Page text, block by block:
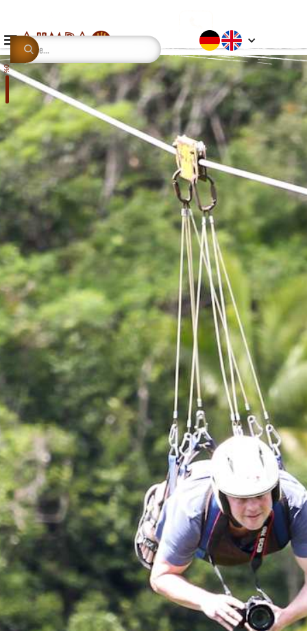
0%
This is some text inside of a div block.